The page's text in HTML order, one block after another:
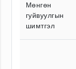
Мөнгөн
гуйвуулгын
шимтгэл